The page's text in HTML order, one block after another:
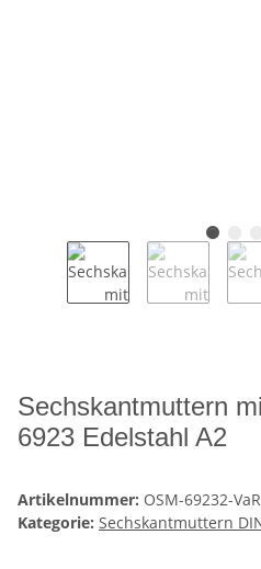
Sechskantmuttern
6923 Edelstahl A2
Artikelnummer: OSM-69232-
Kategorie: Sechskantmuttern